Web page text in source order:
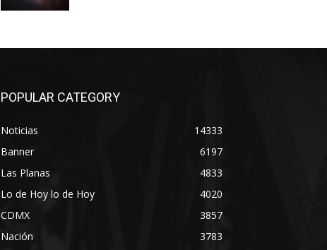
POPULAR CATEGORY
Noticias
14333
Banner
6197
Las Planas
4833
Lo de Hoy lo de Hoy
4020
CDMX
3857
Nación
3783